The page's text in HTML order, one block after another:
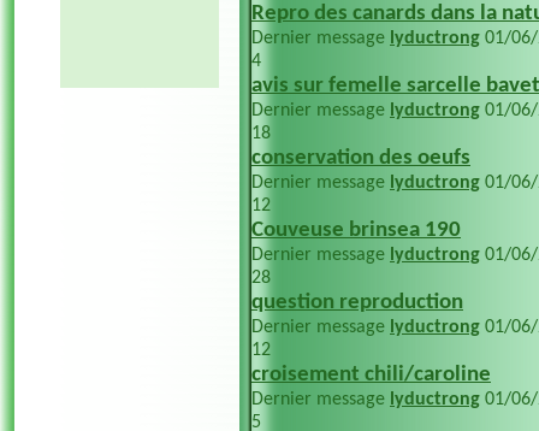
Repro des canards dans la
Dernier message lyductrong 01/
4
avis sur femelle sarcelle
Dernier message lyductrong 01/
18
conservation des oeufs
Dernier message lyductrong 01/
12
Couveuse brinsea 190
Dernier message lyductrong 01/
28
question reproduction
Dernier message lyductrong 01/
12
croisement chili/caroline
Dernier message lyductrong 01/
5